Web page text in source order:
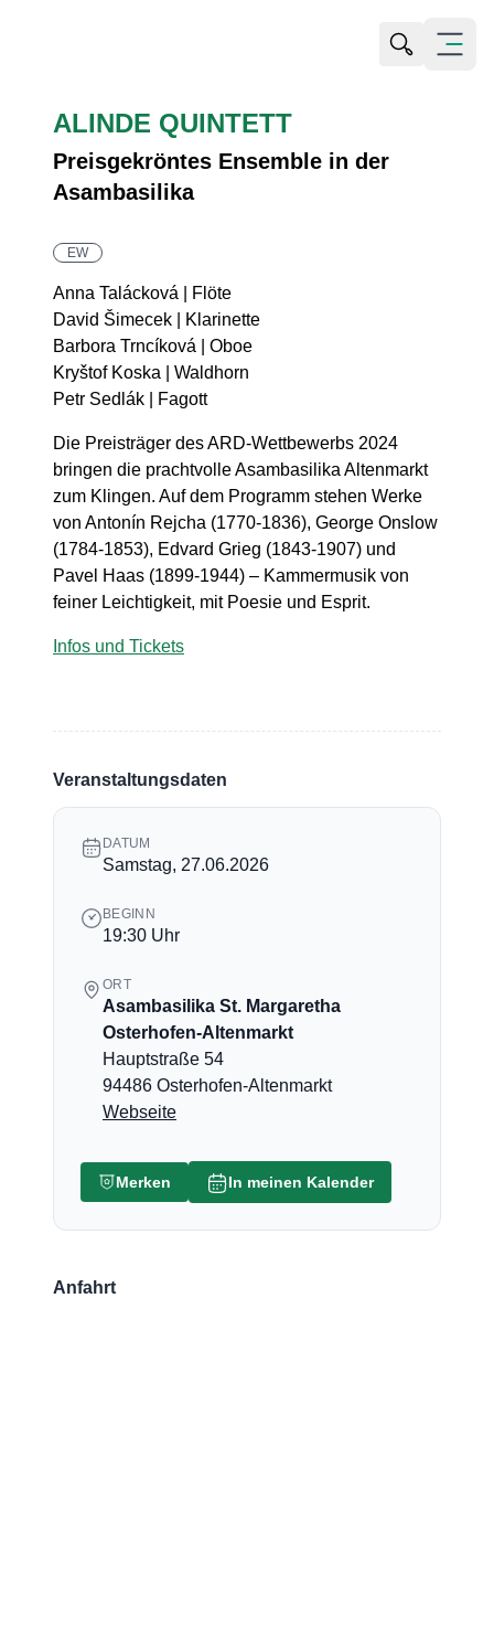
Suche
Menü
ALINDE QUINTETT
Preisgekröntes Ensemble in der
Asambasilika
EW
Anna Talácková | Flöte
David Šimecek | Klarinette
Barbora Trncíková | Oboe
Kryštof Koska | Waldhorn
Petr Sedlák | Fagott
Die Preisträger des ARD-Wettbewerbs 2024
bringen die prachtvolle Asambasilika Altenmarkt
zum Klingen. Auf dem Programm stehen Werke
von Antonín Rejcha (1770-1836), George Onslow
(1784-1853), Edvard Grieg (1843-1907) und
Pavel Haas (1899-1944) – Kammermusik von
feiner Leichtigkeit, mit Poesie und Esprit.
Infos und Tickets
Veranstaltungsdaten
DATUM
Samstag, 27.06.2026
BEGINN
19:30 Uhr
ORT
Asambasilika St. Margaretha
Osterhofen-Altenmarkt
Hauptstraße 54
94486 Osterhofen-Altenmarkt
Webseite
Merken In meinen Kalender
Anfahrt